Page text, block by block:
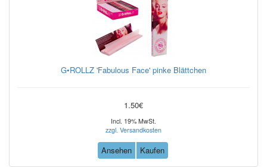
G•ROLLZ 'Fabulous Face' pinke Blättchen
1.50€
Incl. 19% MwSt.
zzgl. Versandkosten
Ansehen Kaufen